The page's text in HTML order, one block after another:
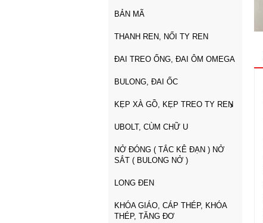
BẢN MÃ
THANH REN, NỐI TY REN
ĐAI TREO ỐNG, ĐAI ÔM OMEGA
BULONG, ĐAI ỐC
KẸP XÀ GỒ, KẸP TREO TY REN
UBOLT, CÙM CHỮ U
NỞ ĐÓNG ( TẮC KÊ ĐẠN ) NỞ
SẮT ( BULONG NỞ )
LONG ĐEN
KHÓA GIÁO, CÁP THÉP, KHÓA
THÉP, TĂNG ĐƠ